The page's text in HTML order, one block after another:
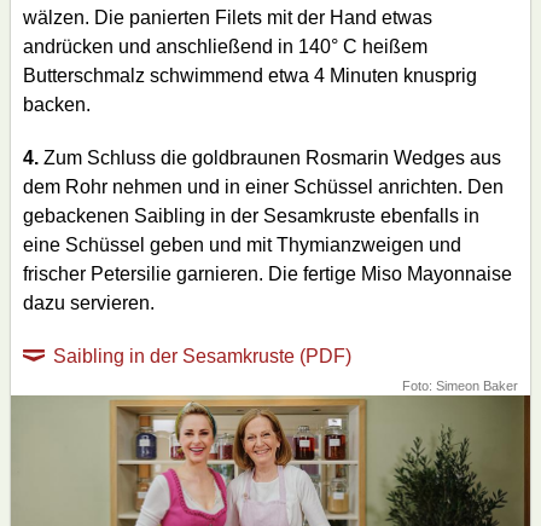
wälzen. Die panierten Filets mit der Hand etwas
andrücken und anschließend in 140° C heißem
Butterschmalz schwimmend etwa 4 Minuten knusprig
backen.
4. Zum Schluss die goldbraunen Rosmarin Wedges aus
dem Rohr nehmen und in einer Schüssel anrichten. Den
gebackenen Saibling in der Sesamkruste ebenfalls in
eine Schüssel geben und mit Thymianzweigen und
frischer Petersilie garnieren. Die fertige Miso Mayonnaise
dazu servieren.
Saibling in der Sesamkruste (PDF)
Foto: Simeon Baker